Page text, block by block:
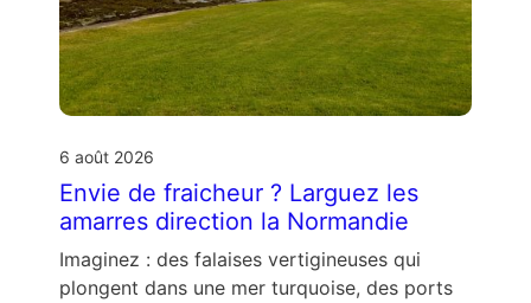
6 août 2026
Envie de fraicheur ? Larguez les
amarres direction la Normandie
Imaginez : des falaises vertigineuses qui
plongent dans une mer turquoise, des ports